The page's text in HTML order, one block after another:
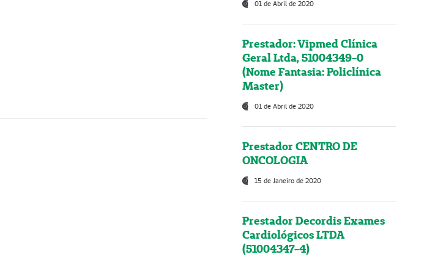
01 de Abril de 2020
Prestador: Vipmed Clínica
Geral Ltda, 51004349-0
(Nome Fantasia: Policlínica
Master)
01 de Abril de 2020
Prestador CENTRO DE
ONCOLOGIA
15 de Janeiro de 2020
Prestador Decordis Exames
Cardiológicos LTDA
(51004347-4)